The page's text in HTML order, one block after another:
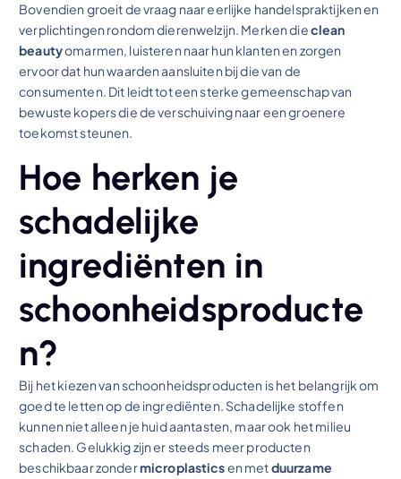
Bovendien groeit de vraag naar eerlijke handelspraktijken en
verplichtingen rondom dierenwelzijn. Merken dieclean
beautyomarmen, luisteren naar hun klanten en zorgen
ervoor dat hun waarden aansluiten bij die van de
consumenten. Dit leidt tot een sterke gemeenschap van
bewuste kopers die de verschuiving naar een groenere
toekomst steunen.
Hoe herken je
schadelijke
ingrediënten in
schoonheidsproducte
n?
Bij het kiezen van schoonheidsproducten is het belangrijk om
goed te letten op de ingrediënten. Schadelijke stoffen
kunnen niet alleen je huid aantasten, maar ook het milieu
schaden. Gelukkig zijn er steeds meer producten
beschikbaar zondermicroplasticsen metduurzame